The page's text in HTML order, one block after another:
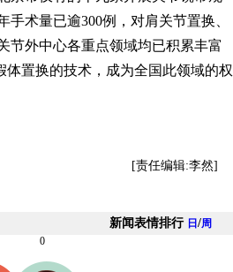
术量已逾300例，对肩关节置换、
节外中心各重点领域均已积累丰富
体置换的技术，成为全国此领域的权
[责任编辑:李然]
新闻表情排行 日 /周
0